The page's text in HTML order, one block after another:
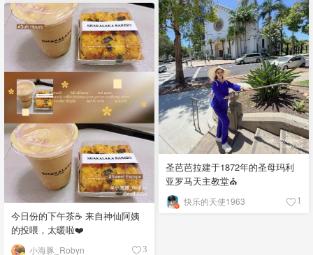
圣芭芭拉建于1872年的圣母玛利
亚罗马天主教堂⛪️
快乐的天使1963 1
今日份的下午茶☕️ 来自神仙阿姨
的投喂，太暖啦❤️
小海豚_Robyn 3